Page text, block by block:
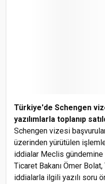
Türkiye'de Schengen
yazılımlarla toplanıp
Schengen vizesi
üzerinden yürütülen
iddialar Meclis gündemine
Ticaret Bakanı Ömer
iddialarla ilgili yazılı soru